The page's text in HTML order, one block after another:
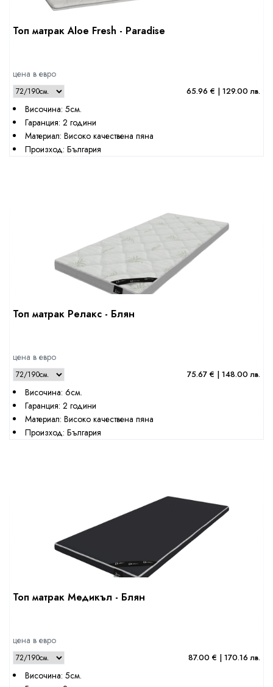
Топ матрак Aloe Fresh - Paradise
цена в евро
65.96 € | 129.00 лв.
Височина: 5см.
Гаранция: 2 години
Материал: Високо качествена пяна
Произход: България
Топ матрак Релакс - Блян
цена в евро
75.67 € | 148.00 лв.
Височина: 6см.
Гаранция: 2 години
Материал: Високо качествена пяна
Произход: България
Топ матрак Медикъл - Блян
цена в евро
87.00 € | 170.16 лв.
Височина: 5см.